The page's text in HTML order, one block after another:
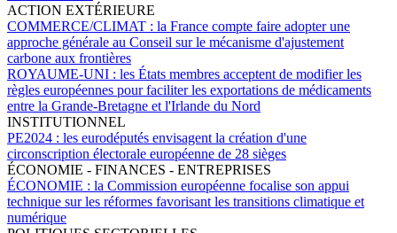
ACTION EXTÉRIEURE
COMMERCE/CLIMAT : la France compte faire adopter une
approche générale au Conseil sur le mécanisme d'ajustement
carbone aux frontières
ROYAUME-UNI : les États membres acceptent de modifier les
règles européennes pour faciliter les exportations de médicaments
entre la Grande-Bretagne et l'Irlande du Nord
INSTITUTIONNEL
PE2024 : les eurodéputés envisagent la création d'une
circonscription électorale européenne de 28 sièges
ÉCONOMIE - FINANCES - ENTREPRISES
ÉCONOMIE : la Commission européenne focalise son appui
technique sur les réformes favorisant les transitions climatique et
numérique